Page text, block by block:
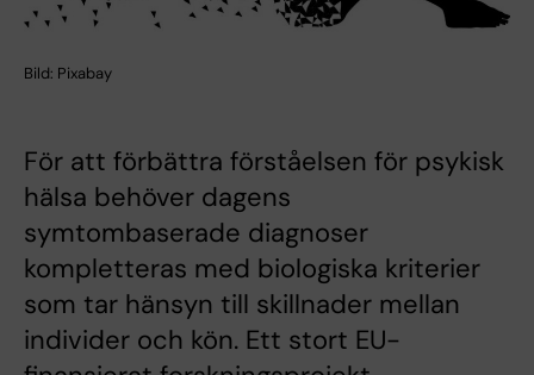
Bild: Pixabay
För att förbättra förståelsen för psykisk
hälsa behöver dagens
symtombaserade diagnoser
kompletteras med biologiska kriterier
som tar hänsyn till skillnader mellan
individer och kön. Ett stort EU-